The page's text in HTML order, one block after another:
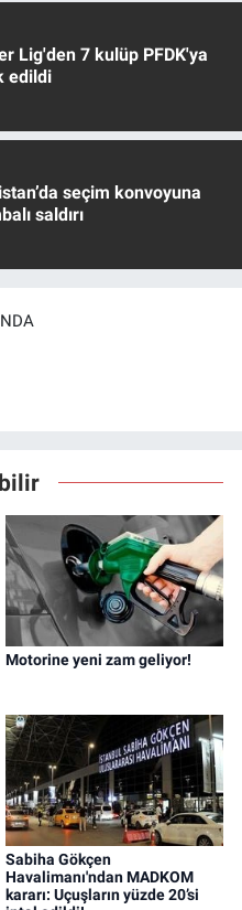
Lig'den 7 kulüp PFDK'ya
edildi
seçim konvoyuna
saldırı
Motorine yeni zam geliyor!
Sabiha Gökçen
Havalimanı'ndan MADKOM
kararı: Uçuşların yüzde 20’si